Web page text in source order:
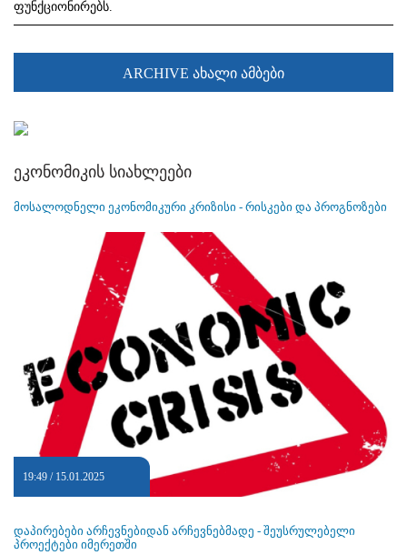
ფუნქციონირებს.
ARCHIVE ახალი ამბები
ეკონომიკის სიახლეები
მოსალოდნელი ეკონომიკური კრიზისი - რისკები და პროგნოზები
19:49 / 15.01.2025
დაპირებები არჩევნებიდან არჩევნებმადე - შეუსრულებელი
პროექტები იმერეთში